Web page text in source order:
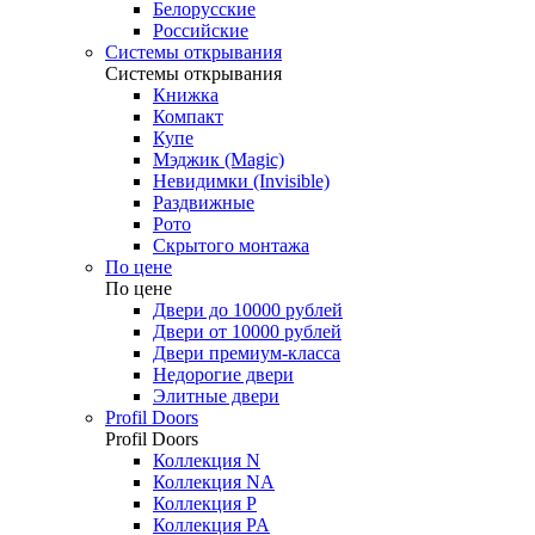
Белорусские
Российские
Системы открывания
Системы открывания
Книжка
Компакт
Купе
Мэджик (Magic)
Невидимки (Invisible)
Раздвижные
Рото
Скрытого монтажа
По цене
По цене
Двери до 10000 рублей
Двери от 10000 рублей
Двери премиум-класса
Недорогие двери
Элитные двери
Profil Doors
Profil Doors
Коллекция N
Коллекция NA
Коллекция P
Коллекция PA